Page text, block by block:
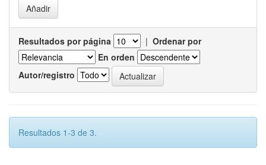
Resultados por página | Ordenar por
En orden
Autor/registro
Resultados 1-3 de 3.